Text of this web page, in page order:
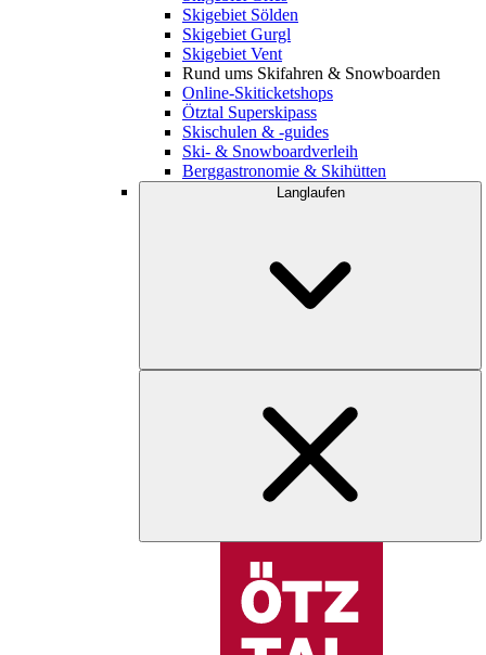
Skigebiet Sölden
Skigebiet Gurgl
Skigebiet Vent
Rund ums Skifahren & Snowboarden
Online-Skiticketshops
Ötztal Superskipass
Skischulen & -guides
Ski- & Snowboardverleih
Berggastronomie & Skihütten
Langlaufen